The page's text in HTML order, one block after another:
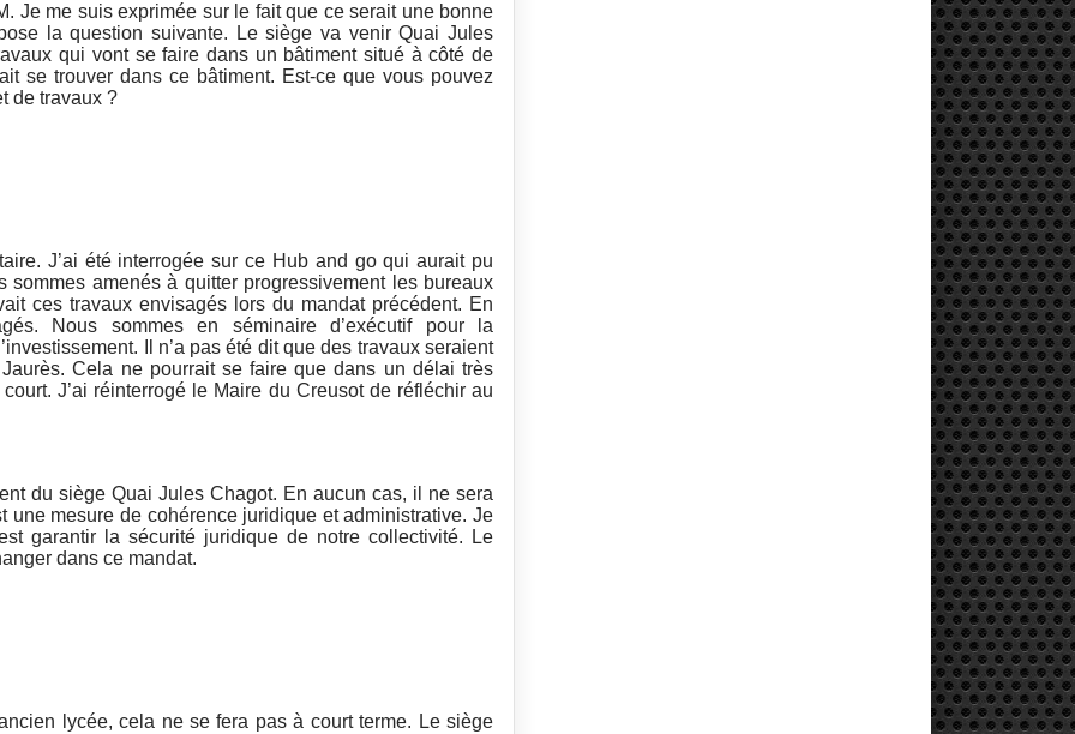
Je me suis exprimée sur le fait que ce serait une bonne
la question suivante. Le siège va venir Quai Jules
qui vont se faire dans un bâtiment situé à côté de
se trouver dans ce bâtiment. Est-ce que vous pouvez
de travaux ?
J’ai été interrogée sur ce Hub and go qui aurait pu
amenés à quitter progressivement les bureaux
ces travaux envisagés lors du mandat précédent. En
Nous sommes en séminaire d’exécutif pour la
Il n’a pas été dit que des travaux seraient
Cela ne pourrait se faire que dans un délai très
J’ai réinterrogé le Maire du Creusot de réfléchir au
du siège Quai Jules Chagot. En aucun cas, il ne sera
une mesure de cohérence juridique et administrative. Je
garantir la sécurité juridique de notre collectivité. Le
dans ce mandat.
lycée, cela ne se fera pas à court terme. Le siège